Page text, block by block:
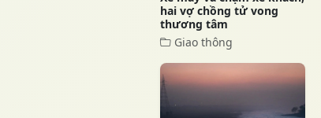
hai vợ chồng tử vong
thương tâm
Giao thông